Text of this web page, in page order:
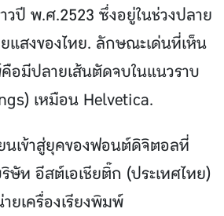
วปี พ.ศ.2523 ซึ่งอยู่ในช่วงปลาย
แสงของไทย. ลักษณะเด่นที่เห็น
อมีปลายเส้นตัดจบในแนวราบ
เหมือน Helvetica.
นเข้าสู่ยุคของฟอนต์ดิจิตอลที่
ษัท อีสต์เอเชียติ๊ก (ประเทศไทย)
ยเครื่องเรียงพิมพ์